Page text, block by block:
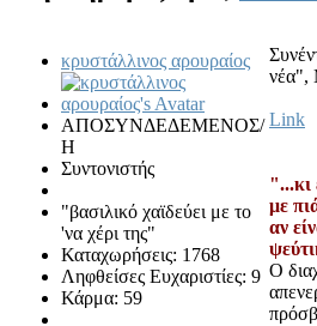
κρυστάλλινος αρουραίος
ΑΠΟΣΥΝΔΕΔΕΜΕΝΟΣ/
Η
Συντονιστής
"βασιλικό χαϊδεύει με το
'να χέρι της"
Καταχωρήσεις: 1768
Ληφθείσες Ευχαριστίες: 9
Κάρμα: 59
νέα",
Link
"...κι
με
αν
Ο